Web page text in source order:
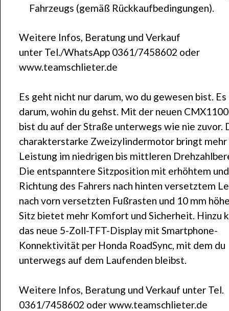
Fahrzeugs (gemäß Rückkaufbedingungen).
Weitere Infos, Beratung und Verkauf
unter Tel./WhatsApp 0361/7458602 oder
www.teamschlieter.de
Es geht nicht nur darum, wo du gewesen bist.
darum, wohin du gehst. Mit der neuen
bist du auf der Straße unterwegs wie nie zuvor.
charakterstarke Zweizylindermotor bringt mehr
Leistung im niedrigen bis mittleren
Die entspanntere Sitzposition mit erhöhtem
Richtung des Fahrers nach hinten versetztem
nach vorn versetzten Fußrasten und 10 mm
Sitz bietet mehr Komfort und Sicherheit. Hinzu
das neue 5-Zoll-TFT-Display mit Smartphone-
Konnektivität per Honda RoadSync, mit dem du
unterwegs auf dem Laufenden bleibst.
Weitere Infos, Beratung und Verkauf unter Tel.
0361/7458602 oder www.teamschlieter.de